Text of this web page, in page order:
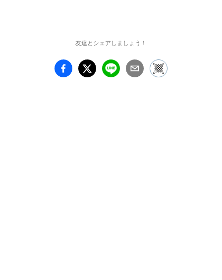
りが歩んだ日常を記録し
表します。多くの方がイ
メージしている盲導犬の
友達とシェアしましょう！